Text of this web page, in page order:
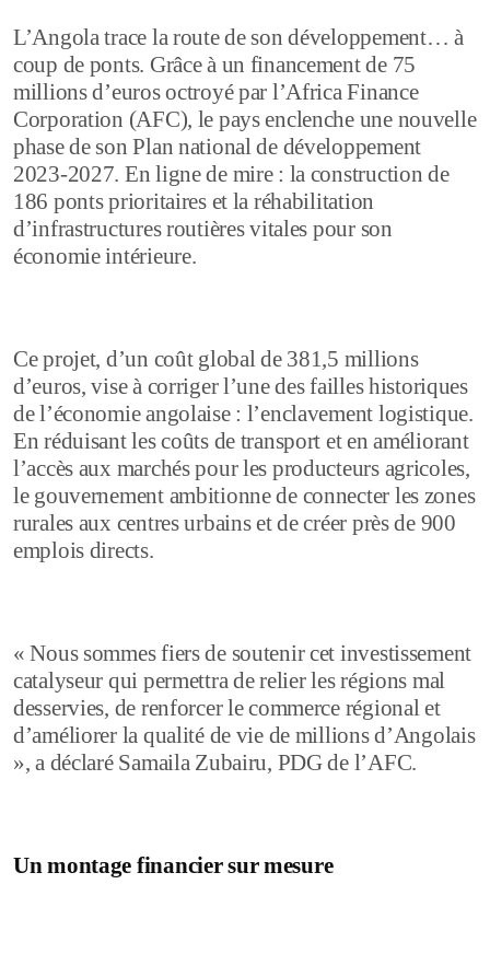
L’Angola trace la route de son développement… à
coup de ponts. Grâce à un financement de 75
millions d’euros octroyé par l’Africa Finance
Corporation (AFC), le pays enclenche une nouvelle
phase de son Plan national de développement
2023-2027. En ligne de mire : la construction de
186 ponts prioritaires et la réhabilitation
d’infrastructures routières vitales pour son
économie intérieure.
Ce projet, d’un coût global de 381,5 millions
d’euros, vise à corriger l’une des failles historiques
de l’économie angolaise : l’enclavement logistique.
En réduisant les coûts de transport et en améliorant
l’accès aux marchés pour les producteurs agricoles,
le gouvernement ambitionne de connecter les zones
rurales aux centres urbains et de créer près de 900
emplois directs.
« Nous sommes fiers de soutenir cet investissement
catalyseur qui permettra de relier les régions mal
desservies, de renforcer le commerce régional et
d’améliorer la qualité de vie de millions d’Angolais
», a déclaré Samaila Zubairu, PDG de l’AFC.
Un montage financier sur mesure